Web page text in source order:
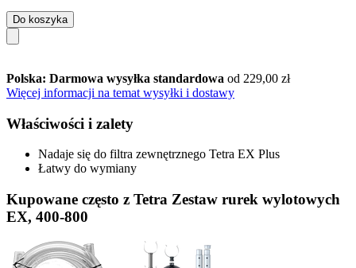
Do koszyka
Polska: Darmowa wysyłka standardowa od 229,00 zł
Więcej informacji na temat wysyłki i dostawy
Właściwości i zalety
Nadaje się do filtra zewnętrznego Tetra EX Plus
Łatwy do wymiany
Kupowane często z Tetra Zestaw rurek wylotowych
EX, 400-800